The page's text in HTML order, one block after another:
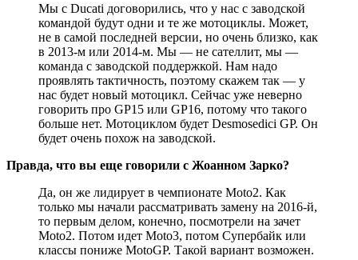
Мы с Ducati договорились, что у нас с заводской
командой будут одни и те же мотоциклы. Может,
не в самой последней версии, но очень близко, как
в 2013-м или 2014-м. Мы — не сателлит, мы —
команда с заводской поддержкой. Нам надо
проявлять тактичность, поэтому скажем так — у
нас будет новый мотоцикл. Сейчас уже неверно
говорить про GP15 или GP16, потому что такого
больше нет. Мотоциклом будет Desmosedici GP. Он
будет очень похож на заводской.
Правда, что вы еще говорили с Жоанном Зарко?
Да, он же лидирует в чемпионате Moto2. Как
только мы начали рассматривать замену на 2016-й,
то первым делом, конечно, посмотрели на зачет
Moto2. Потом идет Moto3, потом Супербайк или
классы пониже MotoGP. Такой вариант возможен.